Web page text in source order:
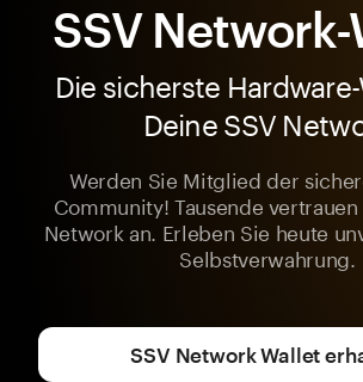
SSV
Die sicherste
Deine SSV
Werden Sie Mitglied der
Community! Tausende
Network an. Erleben Sie heute
Selbstverwahrung.
SSV Network Wallet